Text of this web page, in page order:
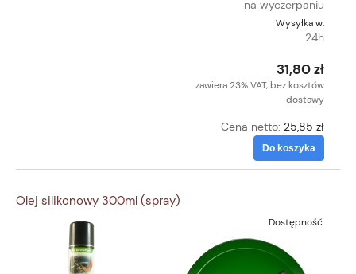
na wyczerpaniu
Wysyłka w:
24h
31,80 zł
zawiera 23% VAT, bez kosztów
dostawy
Cena netto: 25,85 zł
Do koszyka
Olej silikonowy 300ml (spray)
Dostępność: